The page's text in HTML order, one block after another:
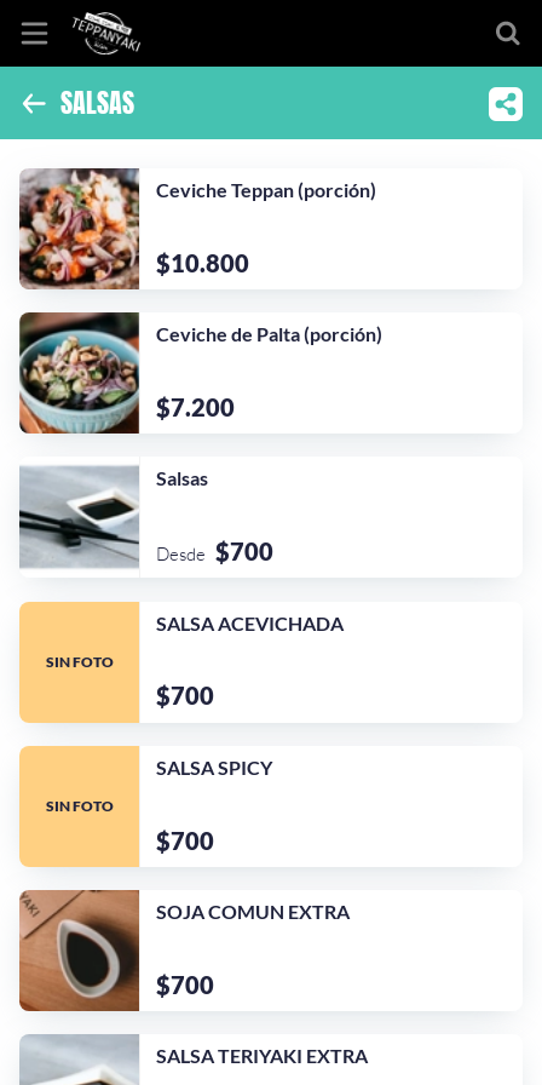
Inicio
Información
Ubicación
Sitio web
Instagram
¡Quiero una
tienda así para mi
emprendimiento!
SALSAS
Ceviche Teppan (porción)
$10.800
Ceviche de Palta (porción)
$7.200
Salsas
Desde $700
SIN FOTO
SALSA ACEVICHADA
$700
SIN FOTO
SALSA SPICY
$700
SOJA COMUN EXTRA
$700
SALSA TERIYAKI EXTRA